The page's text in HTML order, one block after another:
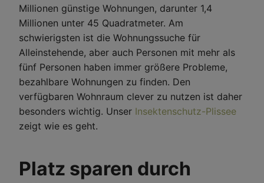
Millionen günstige Wohnungen, darunter 1,4
Millionen unter 45 Quadratmeter. Am
schwierigsten ist die Wohnungssuche für
Alleinstehende, aber auch Personen mit mehr als
fünf Personen haben immer größere Probleme,
bezahlbare Wohnungen zu finden. Den
verfügbaren Wohnraum clever zu nutzen ist daher
besonders wichtig. Unser Insektenschutz-Plissee
zeigt wie es geht.
Platz sparen durch